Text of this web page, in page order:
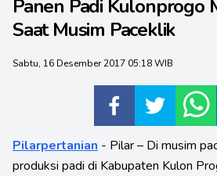
Panen Padi Kulonprogo
Saat Musim Paceklik
Sabtu, 16 Desember 2017 05:18 WIB
Pilarpertanian - Pilar – Di musim
produksi padi di Kabupaten Kulon